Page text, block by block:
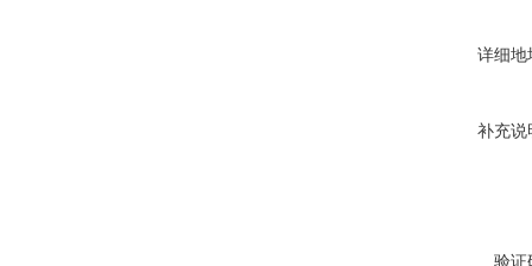
详细地
补充说
验证